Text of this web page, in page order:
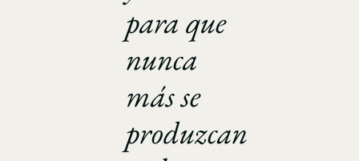
para que
nunca
más se
produzcan